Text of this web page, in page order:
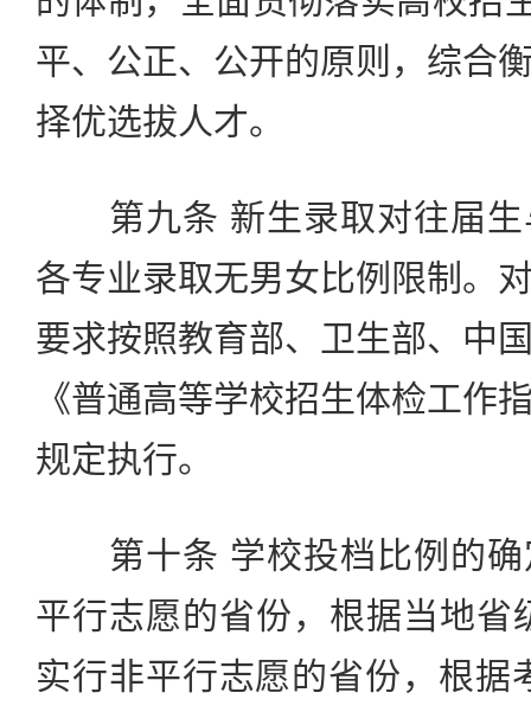
平、公正、公开的原则，综合
择优选拔人才。
第九条 新生录取对往届生
各专业录取无男女比例限制。
要求按照教育部、卫生部、中
《普通高等学校招生体检工作
规定执行。
第十条 学校投档比例的确
平行志愿的省份，根据当地省
实行非平行志愿的省份，根据